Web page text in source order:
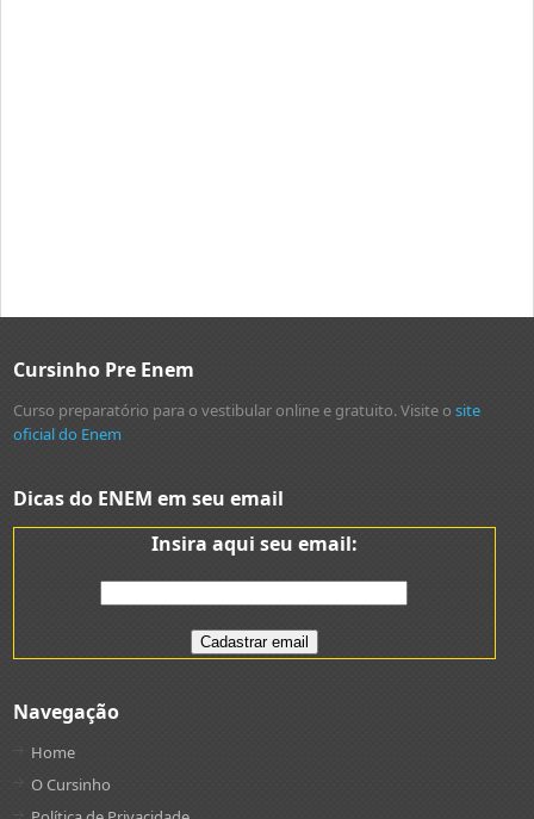
Cursinho Pre Enem
Curso preparatório para o vestibular online e gratuito. Visite osite
oficial do Enem
Dicas do ENEM em seu email
Insira aqui seu email:
Navegação
Home
O Cursinho